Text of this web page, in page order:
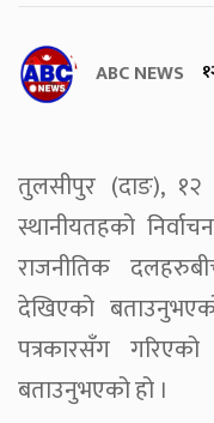
ABC NEWS
तुलसीपुर (दाङ), १२
स्थानीयतहको
राजनीतिक
देखिएको
पत्रकारसँग गरिएको
बताउनुभएको हो ।